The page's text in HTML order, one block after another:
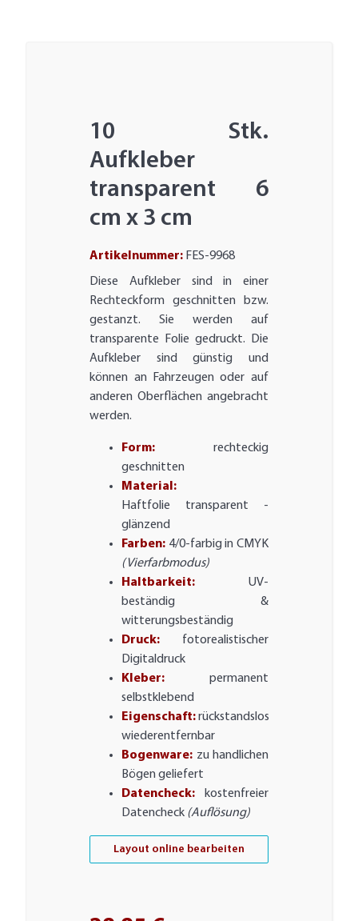
10 Stk.
Aufkleber
transparent 6
cm x 3 cm
Artikelnummer: FES-9968
Diese Aufkleber sind in einer
Rechteckform geschnitten bzw.
gestanzt. Sie werden auf
transparente Folie gedruckt. Die
Aufkleber sind günstig und
können an Fahrzeugen oder auf
anderen Oberflächen angebracht
werden.
Form: rechteckig
geschnitten
Material:
Haftfolie transparent -
glänzend
Farben: 4/0-farbig in CMYK
(Vierfarbmodus)
Haltbarkeit: UV-
beständig &
witterungsbeständig
Druck: fotorealistischer
Digitaldruck
Kleber: permanent
selbstklebend
Eigenschaft:rückstandslos
wiederentfernbar
Bogenware: zu handlichen
Bögen geliefert
Datencheck: kostenfreier
Datencheck (Auflösung)
Layout online bearbeiten